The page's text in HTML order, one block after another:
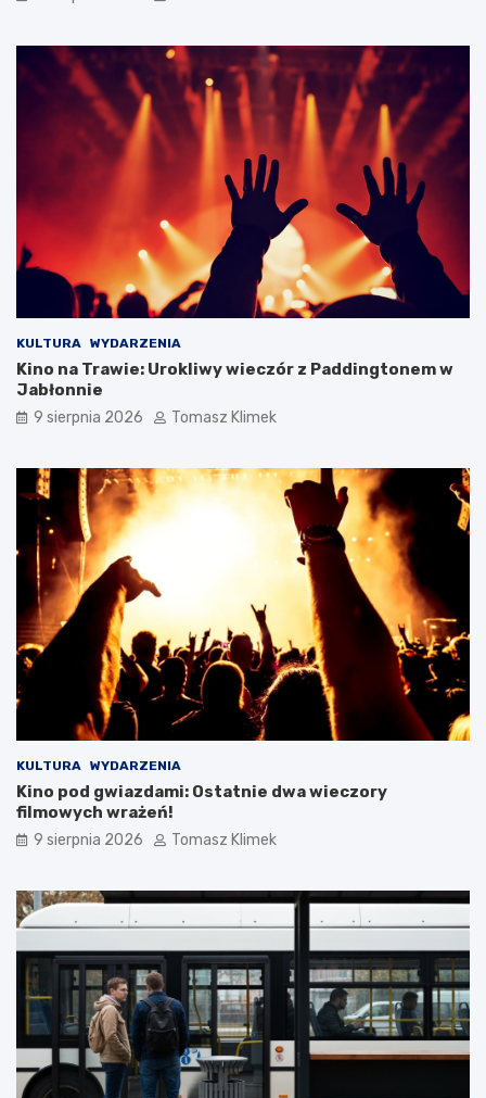
KULTURA WYDARZENIA
Kino na Trawie: Urokliwy wieczór z Paddingtonem w
Jabłonnie
9 sierpnia 2026 Tomasz Klimek
KULTURA WYDARZENIA
Kino pod gwiazdami: Ostatnie dwa wieczory
filmowych wrażeń!
9 sierpnia 2026 Tomasz Klimek